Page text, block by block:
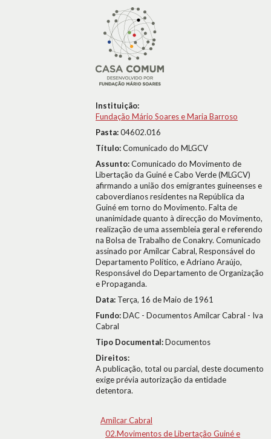
Instituição:
Fundação Mário Soares e Maria Barroso
Pasta:04602.016
Título:Comunicado do MLGCV
Assunto:Comunicado do Movimento de
Libertação da Guiné e Cabo Verde (MLGCV)
afirmando a união dos emigrantes guineenses e
caboverdianos residentes na República da
Guiné em torno do Movimento. Falta de
unanimidade quanto à direcção do Movimento,
realização de uma assembleia geral e referendo
na Bolsa de Trabalho de Conakry. Comunicado
assinado por Amílcar Cabral, Responsável do
Departamento Político, e Adriano Araújo,
Responsável do Departamento de Organização
e Propaganda.
Data: Terça, 16 de Maio de 1961
Fundo:DAC - Documentos Amílcar Cabral - Iva
Cabral
Tipo Documental:Documentos
Direitos:
A publicação, total ou parcial, deste documento
exige prévia autorização da entidade
detentora.
Amílcar Cabral
02.Movimentos de Libertação Guiné e